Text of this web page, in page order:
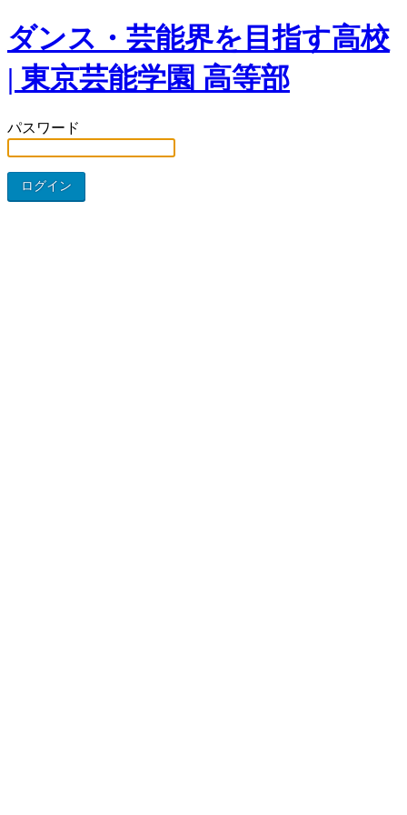
ダンス・芸能界を目指す高校
| 東京芸能学園 高等部
パスワード